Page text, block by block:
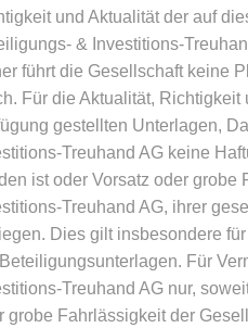
und Aktualität der auf
& Investitions-
führt die Gesellschaft keine
Für die Aktualität,
gestellten Unterlagen,
Treuhand AG keine
ist oder Vorsatz oder
Treuhand AG, ihrer
Dies gilt insbesondere
Für
Treuhand AG nur,
grobe Fahrlässigkeit der